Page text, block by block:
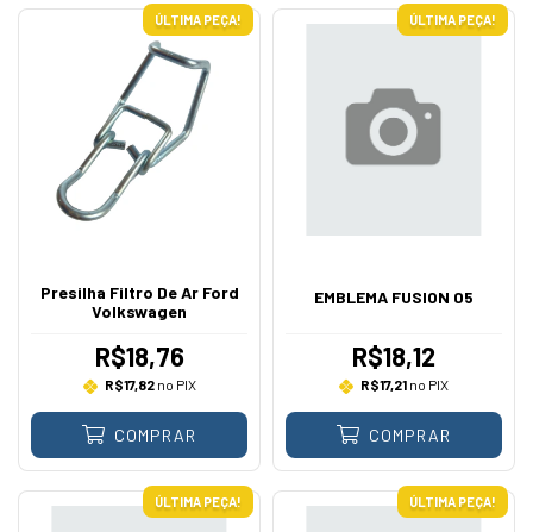
ÚLTIMA PEÇA!
Presilha Filtro De Ar Ford
Volkswagen
R$18,76
R$17,82no PIX
COMPRAR
ÚLTIMA PEÇA!
EMBLEMA FUSION 05
R$18,12
R$17,21 no PIX
COMPRAR
ÚLTIMA PEÇA! ÚLTIMA PEÇA!